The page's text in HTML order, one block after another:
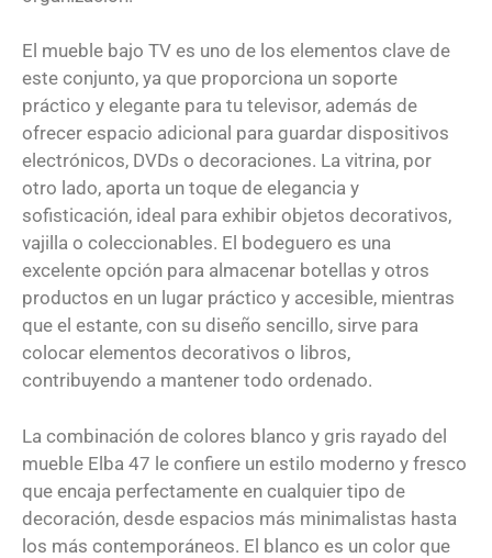
El mueble bajo TV es uno de los elementos clave de
este conjunto, ya que proporciona un soporte
práctico y elegante para tu televisor, además de
ofrecer espacio adicional para guardar dispositivos
electrónicos, DVDs o decoraciones. La vitrina, por
otro lado, aporta un toque de elegancia y
sofisticación, ideal para exhibir objetos decorativos,
vajilla o coleccionables. El bodeguero es una
excelente opción para almacenar botellas y otros
productos en un lugar práctico y accesible, mientras
que el estante, con su diseño sencillo, sirve para
colocar elementos decorativos o libros,
contribuyendo a mantener todo ordenado.
La combinación de colores blanco y gris rayado del
mueble Elba 47 le confiere un estilo moderno y fresco
que encaja perfectamente en cualquier tipo de
decoración, desde espacios más minimalistas hasta
los más contemporáneos. El blanco es un color que